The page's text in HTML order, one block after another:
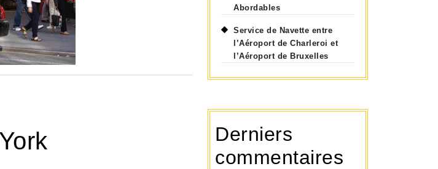
Abordables
Service de Navette entre
l’Aéroport de Charleroi et
l’Aéroport de Bruxelles
Derniers
commentaires